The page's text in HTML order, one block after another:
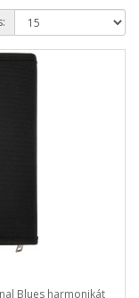
Blues harmonikát